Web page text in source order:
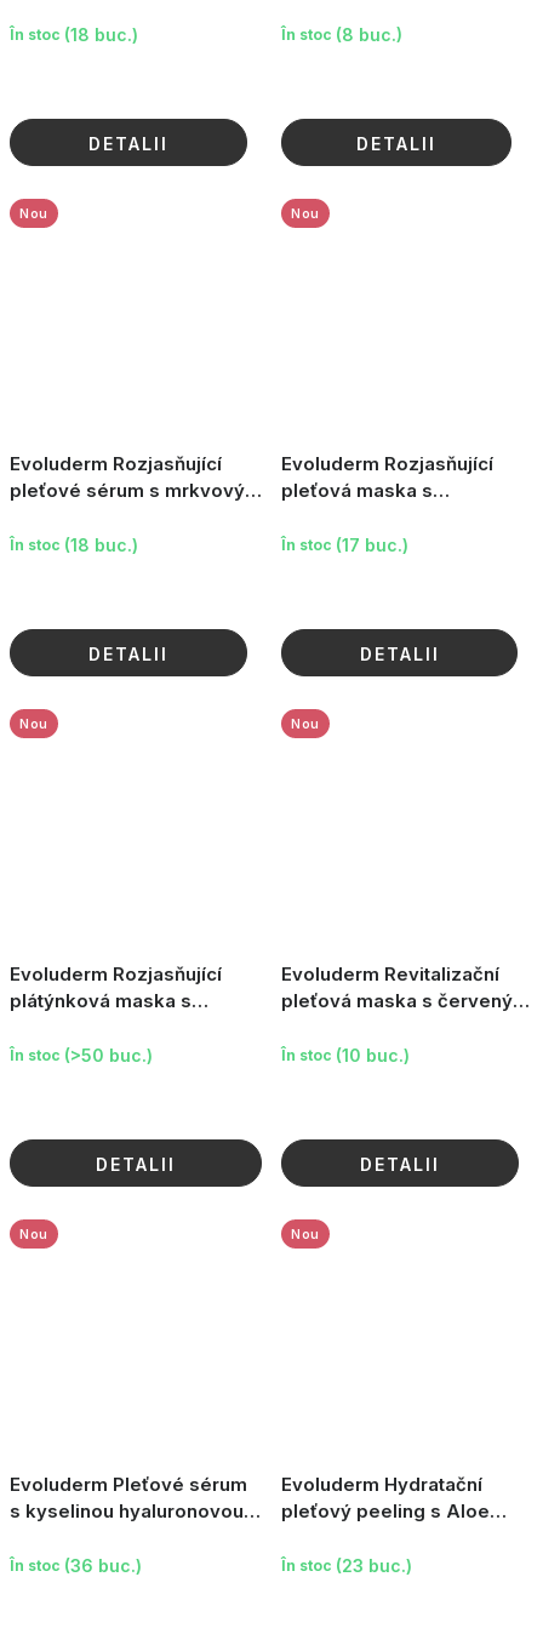
ml
În stoc (18 buc.)
DETALII
În stoc (8 buc.)
DETALII
Evoluderm Rozjasňující
pleťové sérum s mrkvovým
Nou
În stoc (18 buc.)
DETALII
Evoluderm Rozjasňující
pleťová maska s
g
Nou
În stoc (17 buc.)
DETALII
Evoluderm Rozjasňující
plátýnková maska s
Nou
În stoc (>50 buc.)
DETALII
Evoluderm Revitalizační
pleťová maska s červeným
Nou
În stoc (10 buc.)
DETALII
Evoluderm Pleťové sérum
s kyselinou hyaluronovou,
Nou
În stoc (36 buc.)
Evoluderm Hydratační
pleťový peeling s Aloe
Nou
În stoc (23 buc.)